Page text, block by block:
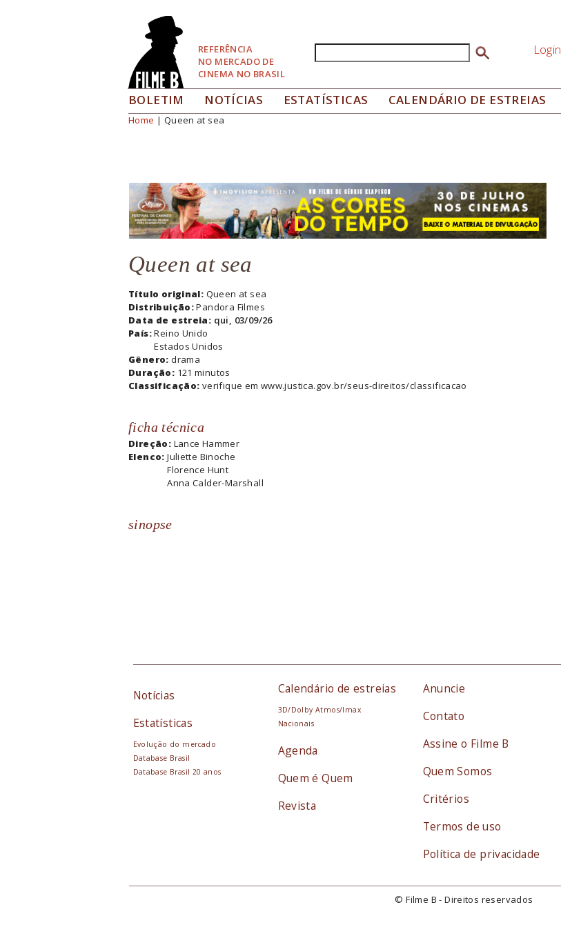
REFERÊNCIA
NO MERCADO DE
CINEMA NO BRASIL
Formulário de busca Login
BOLETIM NOTÍCIAS ESTATÍSTICAS CALENDÁRIO DE ESTREIAS
Você está aqui
Home | Queen at sea
Queen at sea
Título original: Queen at sea
Distribuição:Pandora Filmes
Data de estreia: qui, 03/09/26
País:Reino Unido
Estados Unidos
Gênero:drama
Duração: 121 minutos
Classificação: verifique em www.justica.gov.br/seus-direitos/classificacao
ficha técnica
Direção: Lance Hammer
Elenco:Juliette Binoche
Florence Hunt
Anna Calder-Marshall
sinopse
Notícias
Estatísticas
Evolução do mercado
Database Brasil
Database Brasil 20 anos
Calendário de estreias
3D/Dolby Atmos/Imax
Nacionais
Agenda
Quem é Quem
Revista
Anuncie
Contato
Assine o Filme B
Quem Somos
Critérios
Termos de uso
Política de privacidade
© Filme B - Direitos reservados